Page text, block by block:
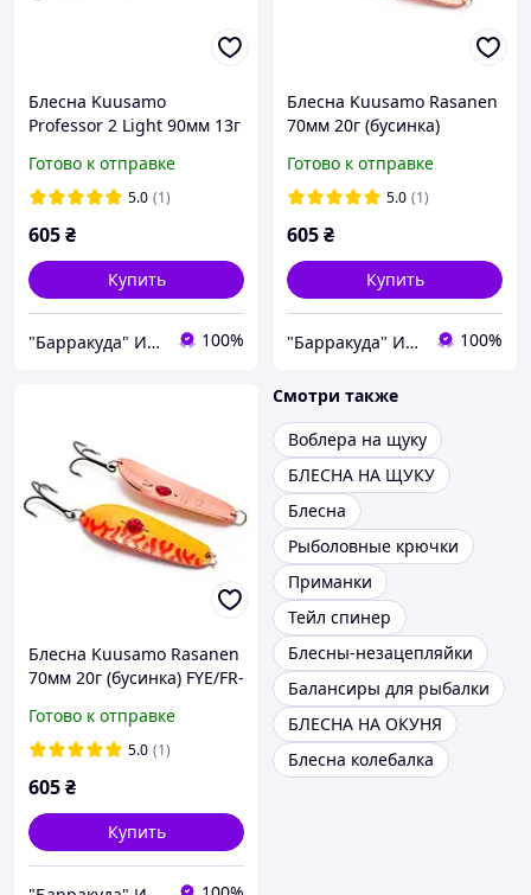
Блесна Kuusamo
Professor 2 Light 90мм 13г
Готово к отправке
5.0 (1)
605₴
Купить
"Барракуда" Интернет-магазин 100%
Блесна Kuusamo Rasanen
70мм 20г (бусинка)
Готово к отправке
5.0 (1)
605₴
Купить
"Барракуда" Интернет-магазин 100%
Блесна Kuusamo Rasanen
70мм 20г (бусинка) FYE/FR-
Готово к отправке
5.0 (1)
605₴
Купить
Смотри также
Воблера на щуку
БЛЕСНА НА ЩУКУ
Блесна
Рыболовные крючки
Приманки
Тейл спинер
Блесны-незацепляйки
Балансиры для рыбалки
БЛЕСНА НА ОКУНЯ
Блесна колебалка